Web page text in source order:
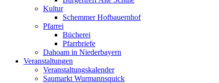
Kultur
Schemmer Hofbauernhof
Pfarrei
Bücherei
Pfarrbriefe
Dahoam in Niederbayern
Veranstaltungen
Veranstaltungskalender
Saumarkt Wurmannsquick